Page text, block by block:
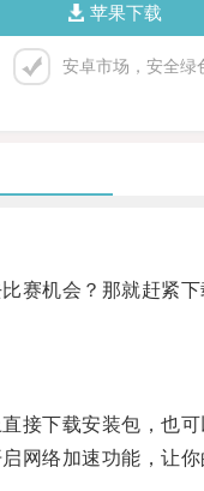
苹果下载
安卓市场，安全绿
机会？那就赶紧
下载安装包，也可
络加速功能，让你